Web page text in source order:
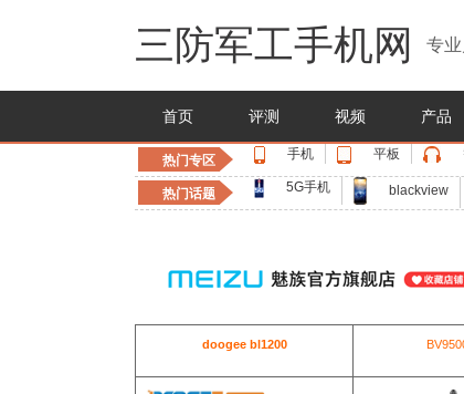
三防军工手机网 专
首页 评测 视频 产品
热门专区 手机 平板
热门话题 5G手机 blackview
doogee bl1200